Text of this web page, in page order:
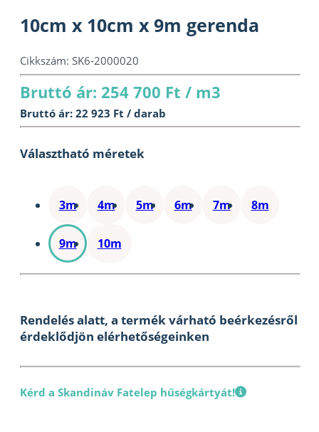
10cm x 10cm x 9m gerenda
Cikkszám: SK6-2000020
Bruttó ár: 254 700 Ft / m3
Bruttó ár: 22 923 Ft / darab
Választható méretek
3m 4m 5m 6m 7m 8m
9m 10m
Rendelés alatt, a termék várható beérkezésről
érdeklődjön elérhetőségeinken
Kérd a Skandináv Fatelep hűségkártyát!